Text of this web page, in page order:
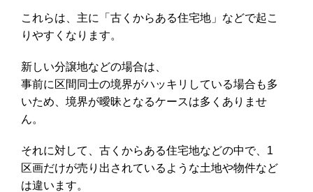
これらは、主に「古くからある住宅地」などで起こ
りやすくなります。
新しい分譲地などの場合は、
事前に区間同士の境界がハッキリしている場合も多
いため、境界が曖昧となるケースは多くありませ
ん。
それに対して、古くからある住宅地などの中で、1
区画だけが売り出されているような土地や物件など
は違います。